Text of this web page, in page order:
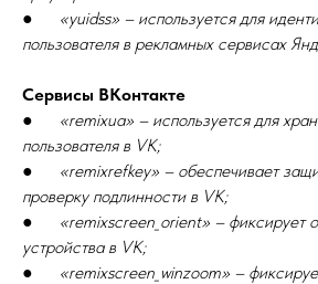
● «yuidss» – используется для
пользователя в рекламных сервисах
Сервисы ВКонтакте
● «remixua» – используется для
пользователя в VK;
● «remixrefkey» – обеспечивает
проверку подлинности в VK;
● «remixscreen_orient» – фиксирует
устройства в VK;
● «remixscreen_winzoom» –